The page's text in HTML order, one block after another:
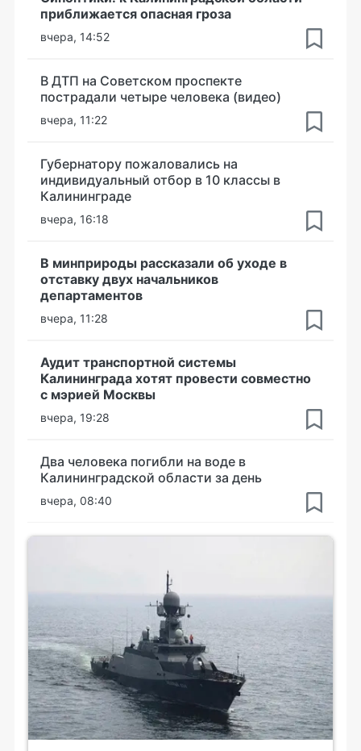
приближается опасная гроза
вчера, 14:52
В ДТП на Советском проспекте
пострадали четыре человека (видео)
вчера, 11:22
Губернатору пожаловались на
индивидуальный отбор в 10 классы в
Калининграде
вчера, 16:18
В минприроды рассказали об уходе в
отставку двух начальников
департаментов
вчера, 11:28
Аудит транспортной системы
Калининграда хотят провести совместно
с мэрией Москвы
вчера, 19:28
Два человека погибли на воде в
Калининградской области за день
вчера, 08:40